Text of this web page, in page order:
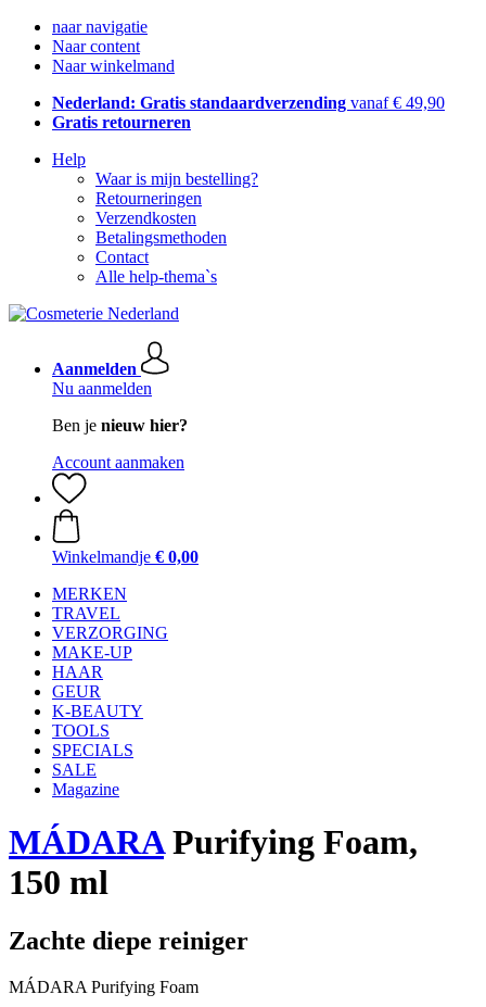
naar navigatie
Naar content
Naar winkelmand
Nederland: Gratis standaardverzending vanaf € 49,90
Gratis retourneren
Help
Waar is mijn bestelling?
Retourneringen
Verzendkosten
Betalingsmethoden
Contact
Alle help-thema`s
Aanmelden
Nu aanmelden
Ben je nieuw hier?
Account aanmaken
Winkelmandje € 0,00
MERKEN
TRAVEL
VERZORGING
MAKE-UP
HAAR
GEUR
K-BEAUTY
TOOLS
SPECIALS
SALE
Magazine
MÁDARAPurifying Foam,
150 ml
Zachte diepe reiniger
MÁDARA Purifying Foam